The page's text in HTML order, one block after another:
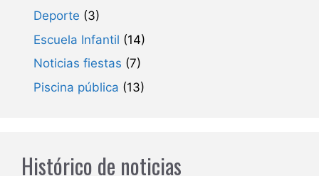
Deporte (3)
Escuela Infantil (14)
Noticias fiestas (7)
Piscina pública (13)
Histórico de noticias